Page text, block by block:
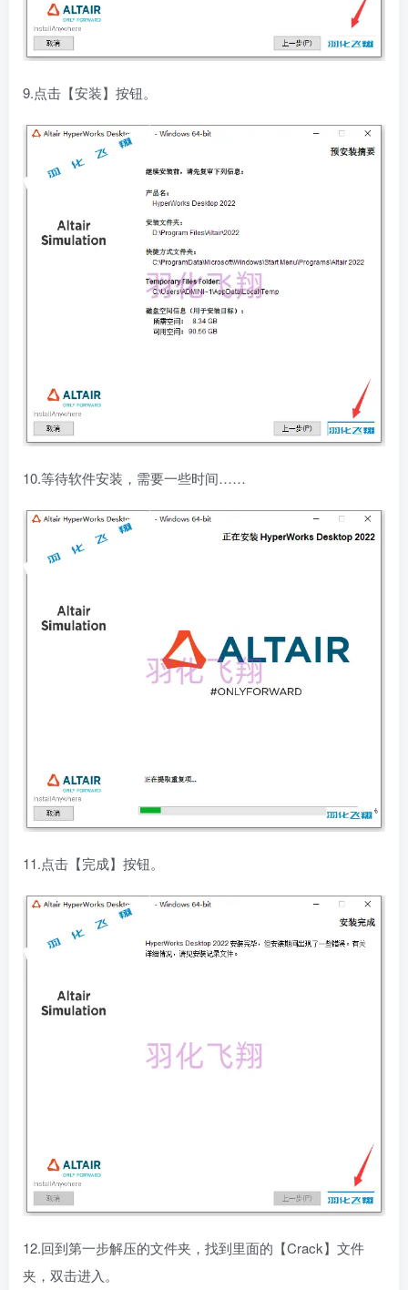
9.点击【安装】按钮。
10.等待软件安装，需要一些时间……
11.点击【完成】按钮。
12.回到第一步解压的文件夹，找到里面的【Crack】文件
夹，双击进入。